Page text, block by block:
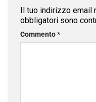
Il tuo indirizzo email
obbligatori sono
Commento*